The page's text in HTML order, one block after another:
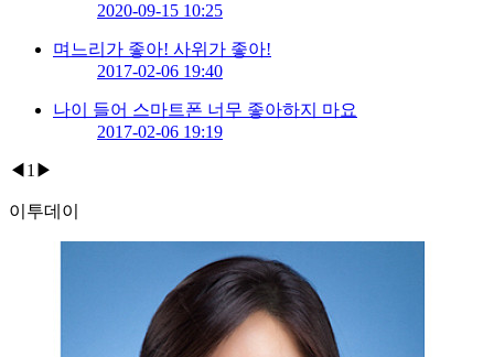
2020-09-15 10:25
며느리가 좋아! 사위가 좋아!
2017-02-06 19:40
나이 들어 스마트폰 너무 좋아하지 마요
2017-02-06 19:19
◀ 1 ▶
이투데이